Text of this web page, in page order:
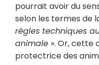
pourrait avoir du
selon les termes de
règles techniques
animale ». Or, cette
protectrice des